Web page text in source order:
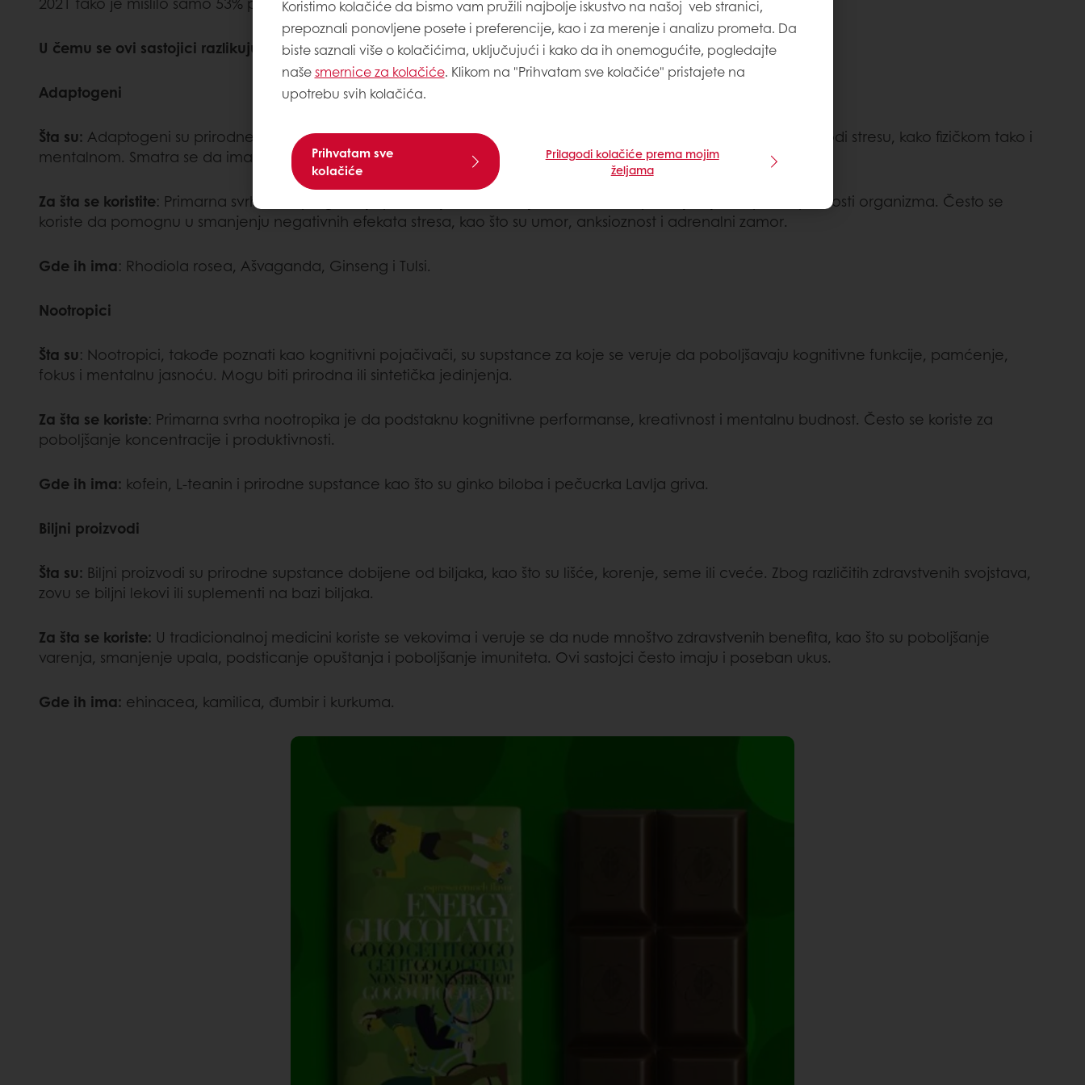
U čemu se ovi sastojici razlikuju:
Adaptogeni
Šta su: Adaptogeni su prirodne supstance, obično bilje ili pečurke, za koje se veruje da pomažu telu da se prilagodi stresu, kako fizičkom tako i
mentalnom. Smatra se da imaju balansirajući efekat na različite sisteme u organizmu.
Za šta se koristite: Primarna svrha adaptogena je podizanje tolearancije tela na stres i poboljšanje ukupne otpornosti organizma. Često se
koriste da pomognu u smanjenju negativnih efekata stresa, kao što su umor, anksioznost i adrenalni zamor.
Gde ih ima: Rhodiola rosea, Ašvaganda, Ginseng i Tulsi.
Nootropici
Šta su: Nootropici, takođe poznati kao kognitivni pojačivači, su supstance za koje se veruje da poboljšavaju kognitivne funkcije, pamćenje,
fokus i mentalnu jasnoću. Mogu biti prirodna ili sintetička jedinjenja.
Za šta se koriste: Primarna svrha nootropika je da podstaknu kognitivne performanse, kreativnost i mentalnu budnost. Često se koriste za
poboljšanje koncentracije i produktivnosti.
Gde ih ima: kofein, L-teanin i prirodne supstance kao što su ginko biloba i pečucrka Lavlja griva.
Biljni proizvodi
Šta su: Biljni proizvodi su prirodne supstance dobijene od biljaka, kao što su lišće, korenje, seme ili cveće. Zbog različitih zdravstvenih svojstava,
zovu se biljni lekovi ili suplementi na bazi biljaka.
Za šta se koriste: U tradicionalnoj medicini koriste se vekovima i veruje se da nude mnoštvo zdravstvenih benefita, kao što su poboljšanje
varenja, smanjenje upala, podsticanje opuštanja i poboljšanje imuniteta. Ovi sastojci često imaju i poseban ukus.
Gde ih ima: ehinacea, kamilica, đumbir i kurkuma.
Koristimo kolačiće da bismo vam pružili najbolje iskustvo na našoj veb stranici,
prepoznali ponovljene posete i preferencije, kao i za merenje i analizu prometa. Da
biste saznali više o kolačićima, uključujući i kako da ih onemogućite, pogledajte
našesmernice za kolačiće. Klikom na "Prihvatam sve kolačiće" pristajete na
upotrebu svih kolačića.
Prihvatam sve
kolačiće
Prilagodi kolačiće prema mojim
željama